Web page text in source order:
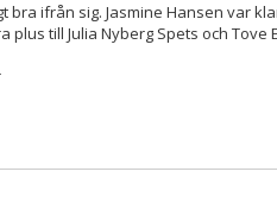
bra ifrån sig. Jasmine Hansen var
plus till Julia Nyberg Spets och Tove